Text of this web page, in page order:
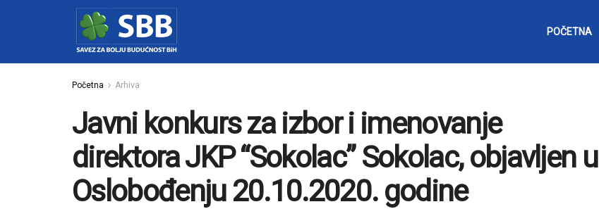
POČETNA
Početna Arhiva
Javni konkurs za izbor i imenovanje
direktora JKP “Sokolac” Sokolac, objavljen u
Oslobođenju 20.10.2020. godine